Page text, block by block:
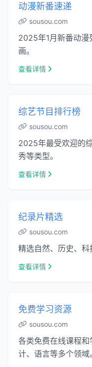
动漫新番速递
sousou.com
2025年1月新番动漫
画。
查看详情
综艺节目排行榜
sousou.com
2025年最受欢迎的
秀等类型。
查看详情
纪录片精选
sousou.com
精选自然、历史、科
查看详情
免费学习资源
sousou.com
各类免费在线课程
计、语言等多个领域。